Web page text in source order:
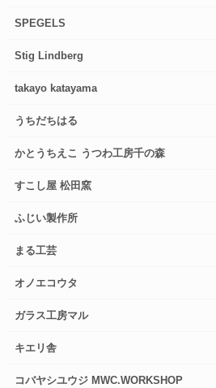
SPEGELS
Stig Lindberg
takayo katayama
うちだちはる
かとうちえこ うつわ工房千の森
すこし屋 松田窯
ふじい製作所
まる工芸
オノエコウタ
ガラス工房マル
キエリ舎
コバヤシユウジ MWC.WORKSHOP